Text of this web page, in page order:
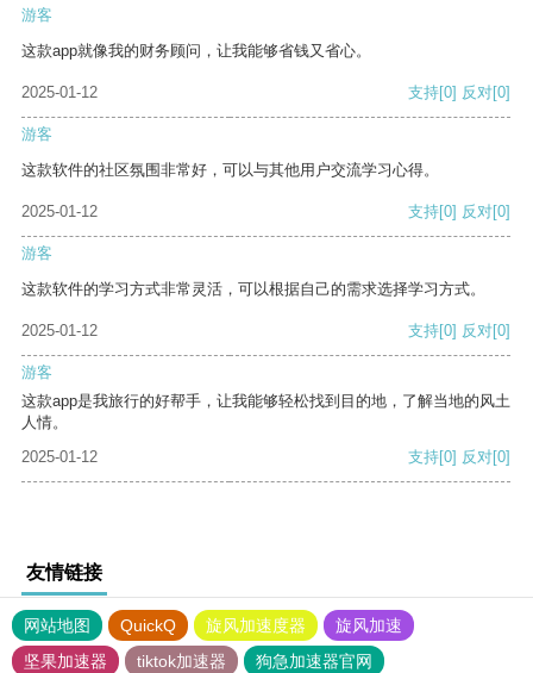
游客
这款app就像我的财务顾问，让我能够省钱又省心。
2025-01-12 支持[0] 反对[0]
游客
这款软件的社区氛围非常好，可以与其他用户交流学习心得。
2025-01-12 支持[0] 反对[0]
游客
这款软件的学习方式非常灵活，可以根据自己的需求选择学习方式。
2025-01-12 支持[0] 反对[0]
游客
这款app是我旅行的好帮手，让我能够轻松找到目的地，了解当地的风土
人情。
2025-01-12
支持[0] 反对[0]
友情链接
网站地图 QuickQ 旋风加速度器
旋风加速
坚果加速器
tiktok加速器 狗急加速器官网